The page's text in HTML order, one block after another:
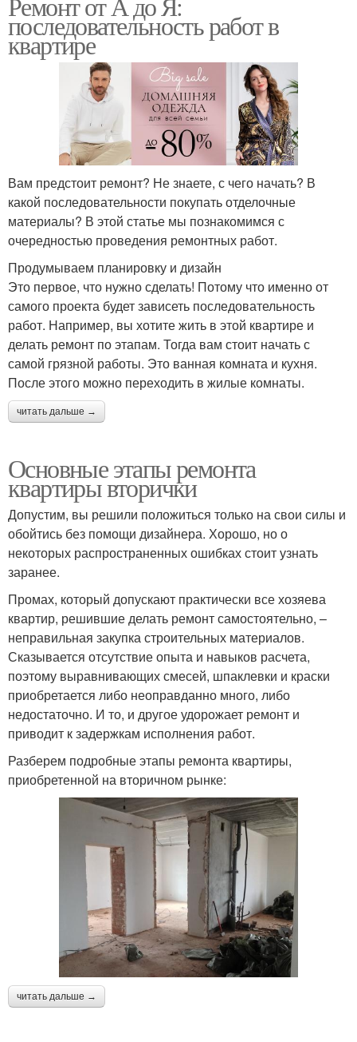
последовательность работ в
квартире
Вам предстоит ремонт? Не знаете, с чего начать? В
какой последовательности покупать отделочные
материалы? В этой статье мы познакомимся с
очередностью проведения ремонтных работ.
Продумываем планировку и дизайн
Это первое, что нужно сделать! Потому что именно от
самого проекта будет зависеть последовательность
работ. Например, вы хотите жить в этой квартире и
делать ремонт по этапам. Тогда вам стоит начать с
самой грязной работы. Это ванная комната и кухня.
После этого можно переходить в жилые комнаты.
читать дальше →
Основные этапы ремонта
квартиры вторички
Допустим, вы решили положиться только на свои силы и
обойтись без помощи дизайнера. Хорошо, но о
некоторых распространенных ошибках стоит узнать
заранее.
Промах, который допускают практически все хозяева
квартир, решившие делать ремонт самостоятельно, –
неправильная закупка строительных материалов.
Сказывается отсутствие опыта и навыков расчета,
поэтому выравнивающих смесей, шпаклевки и краски
приобретается либо неоправданно много, либо
недостаточно. И то, и другое удорожает ремонт и
приводит к задержкам исполнения работ.
Разберем подробные этапы ремонта квартиры,
приобретенной на вторичном рынке:
читать дальше →